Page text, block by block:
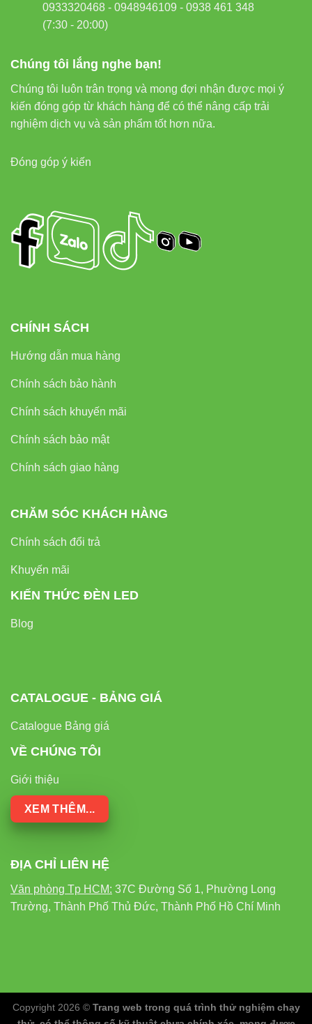
Chúng tôi lắng nghe bạn!
Chúng tôi luôn trân trọng và mong đợi nhận được mọi ý
kiến đóng góp từ khách hàng để có thể nâng cấp trải
nghiệm dịch vụ và sản phẩm tốt hơn nữa.
Đóng góp ý kiến
0933320468 - 0948946109 - 0938 461 348
(7:30 - 20:00)
CHÍNH SÁCH
Hướng dẫn mua hàng
Chính sách bảo hành
Chính sách khuyến mãi
Chính sách bảo mật
Chính sách giao hàng
CHĂM SÓC KHÁCH HÀNG
Chính sách đổi trả
Khuyến mãi
KIẾN THỨC ĐÈN LED
Blog
CATALOGUE - BẢNG GIÁ
Catalogue Bảng giá
VỀ CHÚNG TÔI
Giới thiệu
XEM THÊM...
ĐỊA CHỈ LIÊN HỆ
Văn phòng Tp HCM: 37C Đường Số 1, Phường Long
Trường, Thành Phố Thủ Đức, Thành Phố Hồ Chí Minh
Copyright 2026 © Trang web trong quá trình thử nghiệm chạy